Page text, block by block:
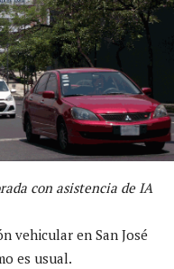
con asistencia de IA
vehicular en San José
es usual.